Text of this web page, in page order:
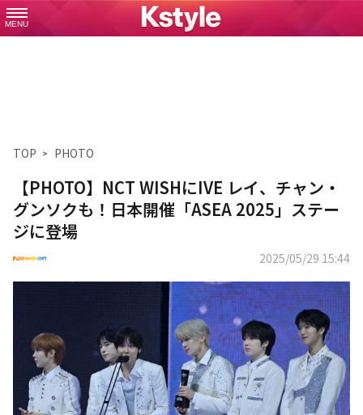
MENU
TOP PHOTO
【PHOTO】NCT WISHにIVE レイ、チャン・
グンソクも！日本開催「ASEA 2025」ステー
ジに登場
2025/05/29 15:44